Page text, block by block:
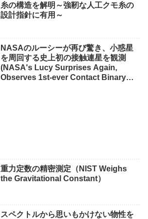
糸の構造を解明～強靭な人工クモ糸の
設計指針に有用～
NASAのルーシーが再び驚き、小惑星
を周回する史上初の接触連星を観測
(NASA's Lucy Surprises Again,
Observes 1st-ever Contact Binary
重力定数の精密測定（NIST Weighs
the Gravitational Constant）
スペクトルから思いもかけない物性を